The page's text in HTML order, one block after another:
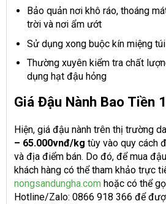
Bảo quản nơi khô ráo, thoáng
trời và nơi ẩm ướt
Sử dụng xong buộc kín miệng túi
Thường xuyên kiểm tra chất
dụng hạt đậu hỏng
Giá Đậu Nành Bao Tiền
Hiện, giá đậu nành trên thị trường
– 65.000vnđ/kg tùy vào quy cách
và địa điểm bán. Do đó, để mua
khách hàng có thể tham khảo trực
nongsandungha.com hoặc có thể
Hotline/Zalo: 0866 918 366 để